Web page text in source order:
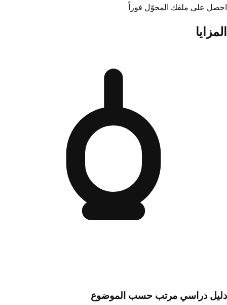
احصل على ملفك المحوّل فوراً
المزايا
دليل دراسي مرتب حسب الموضوع